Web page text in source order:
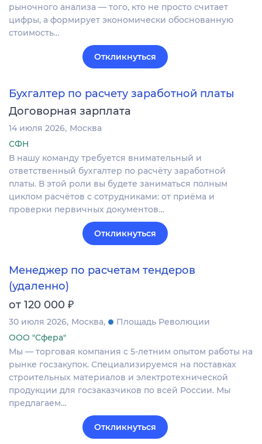
рыночного анализа — того, кто не просто считает
цифры, а формирует экономически обоснованную
стоимость…
Откликнуться
Бухгалтер по расчету заработной платы
Договорная зарплата
14 июля 2026 Москва
СФН
В нашу команду требуется внимательный и
ответственный бухгалтер по расчёту заработной
платы. В этой роли вы будете заниматься полным
циклом расчётов с сотрудниками: от приёма и
проверки первичных документов…
Откликнуться
Менеджер по расчетам тендеров
(удаленно)
от 120 000 ₽
30 июля 2026 Москва
Площадь Революции
ООО "Сфера"
Мы — торговая компания с 5-летним опытом работы на
рынке госзакупок. Специализируемся на поставках
строительных материалов и электротехнической
продукции для госзаказчиков по всей России. Мы
предлагаем…
Откликнуться